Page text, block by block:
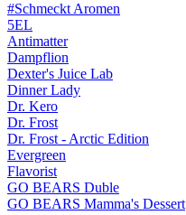
#Schmeckt Aromen
5EL
Antimatter
Dampflion
Dexter's Juice Lab
Dinner Lady
Dr. Kero
Dr. Frost
Dr. Frost - Arctic Edition
Evergreen
Flavorist
GO BEARS Duble
GO BEARS Mamma's Dessert